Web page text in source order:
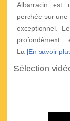
Albarracin est
perchée sur une
exceptionnel.
La [En savoir
Sélection